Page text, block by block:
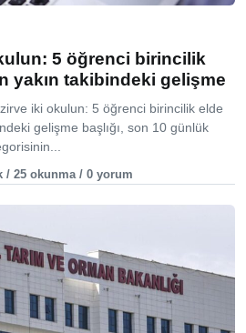
5 öğrenci birincilik
yakın takibindeki gelişme
iki okulun: 5 öğrenci birincilik elde
gelişme başlığı, son 10 günlük
/ 25 okunma / 0 yorum